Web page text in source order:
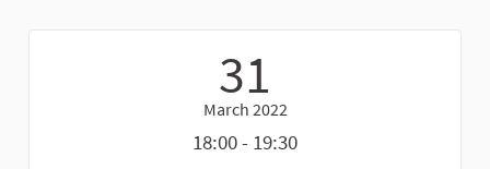
31
March 2022
18:00 - 19:30